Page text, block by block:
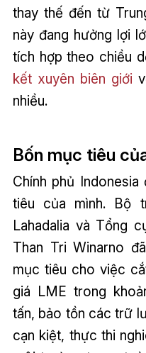
thay thế đến từ
này đang hưởng lợi
tích hợp theo chiều
kết xuyên biên giới
nhiều.
Bốn mục tiêu
Chính phủ
tiêu của mình. Bộ
Lahadalia và Tổng
Than Tri Winarno
mục tiêu cho việc
giá LME trong
tấn, bảo tồn các trữ
cạn kiệt, thực thi